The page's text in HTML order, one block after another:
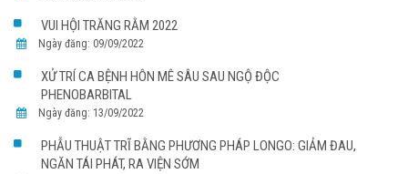
VUI HỘI TRĂNG RẰM 2022
Ngày đăng: 09/09/2022
XỬ TRÍ CA BỆNH HÔN MÊ SÂU SAU NGỘ ĐỘC
PHENOBARBITAL
Ngày đăng: 13/09/2022
PHẪU THUẬT TRĨ BẰNG PHƯƠNG PHÁP LONGO: GIẢM ĐAU,
NGĂN TÁI PHÁT, RA VIỆN SỚM